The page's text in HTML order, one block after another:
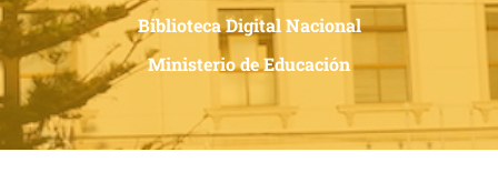
Biblioteca Digital Nacional
Ministerio de Educación